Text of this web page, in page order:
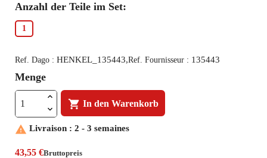
Anzahl der Teile im Set:
1
Ref. Dago : HENKEL_135443,Ref. Fournisseur : 135443
Menge
 In den Warenkorb
 Livraison : 2 - 3 semaines
43,55 €Bruttopreis